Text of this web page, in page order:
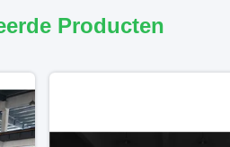
Producten